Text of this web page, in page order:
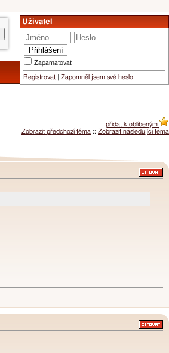
Uživatel
Zapamatovat
Registrovat Zapomněl jsem své heslo
přidat k oblíbeným
Zobrazit předchozí téma :: Zobrazit následující téma